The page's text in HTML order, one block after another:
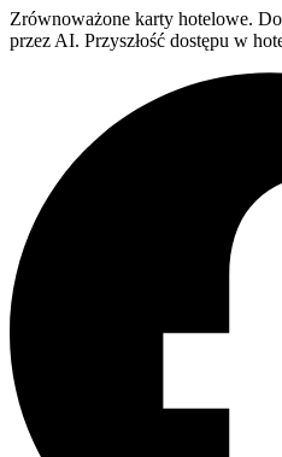
Zrównoważone karty hotelowe.
przez AI. Przyszłość dostępu w